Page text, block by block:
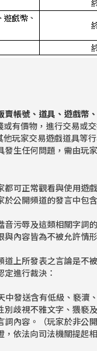
賣帳號、道具、遊戲幣
有價物，進行交易或
玩家交易遊戲道具等
生任何問題，需由玩
可正常觀看與使用遊
公開頻道的發言中包
污辱及這類相關字詞
內容皆為不被允許情
上所發表之言論是不
進行裁決：
中發送含有低級、褻瀆
歧視不雅文字、猥褻
內容。（玩家於非公
依法向司法機關提起